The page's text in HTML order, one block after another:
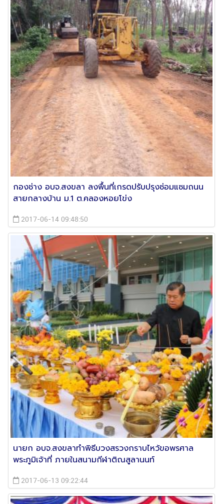
กองช่าง อบจ.สงขลา ลงพื้นที่เกรดปรับปรุงซ่อมแซมถนน
สายกลางบ้าน ม.1 ต.คลองหอยโข่ง
2017-06-14 09:48:50
นายก อบจ.สงขลาทำพิธีบวงสรวงกราบไหว้ขอพรศาล
พระภูมิเจ้าที่ ภายในสนามกีฬาติณสูลานนท์
2017-06-13 09:22:44